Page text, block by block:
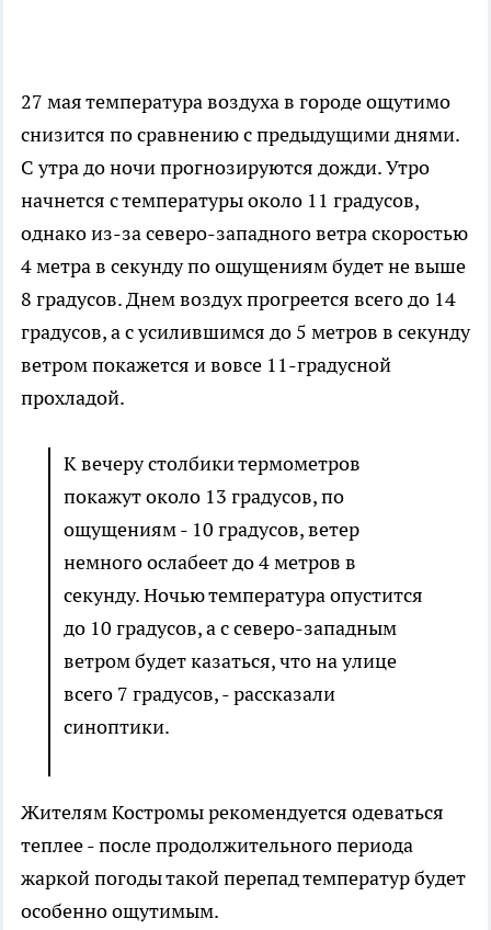
27 мая температура воздуха в городе ощутимо
снизится по сравнению с предыдущими днями.
С утра до ночи прогнозируются дожди. Утро
начнется с температуры около 11 градусов,
однако из-за северо-западного ветра скоростью
4 метра в секунду по ощущениям будет не выше
8 градусов. Днем воздух прогреется всего до 14
градусов, а с усилившимся до 5 метров в секунду
ветром покажется и вовсе 11-градусной
прохладой.
К вечеру столбики термометров
покажут около 13 градусов, по
ощущениям - 10 градусов, ветер
немного ослабеет до 4 метров в
секунду. Ночью температура опустится
до 10 градусов, а с северо-западным
ветром будет казаться, что на улице
всего 7 градусов, - рассказали
синоптики.
Жителям Костромы рекомендуется одеваться
теплее - после продолжительного периода
жаркой погоды такой перепад температур будет
особенно ощутимым.